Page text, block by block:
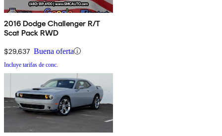
2016 Dodge Challenger R/T
Scat Pack RWD
$29,637 Buena oferta
Incluye tarifas de conc.